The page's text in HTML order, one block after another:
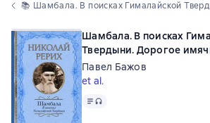
📚 Шамбала. В поисках Гималайской
Шамбала. В поисках
Твердыни. Дорогое
Павел Бажов
et al.
Text, audio format available